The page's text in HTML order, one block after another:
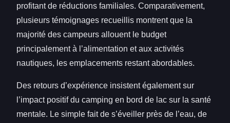
profitant de réductions familiales. Comparativement,
plusieurs témoignages recueillis montrent que la
majorité des campeurs allouent le budget
principalement à l’alimentation et aux activités
nautiques, les emplacements restant abordables.
Des retours d’expérience insistent également sur
l’impact positif du camping en bord de lac sur la santé
mentale. Le simple fait de s’éveiller près de l’eau, de